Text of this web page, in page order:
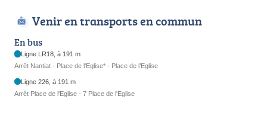
Venir en transports en commun
En bus
Ligne LR18, à 191 m
Arrêt Nantiat - Place de l'Eglise* - Place de l’Eglise
Ligne 226, à 191 m
Arrêt Place de l'Eglise - 7 Place de l'Eglise